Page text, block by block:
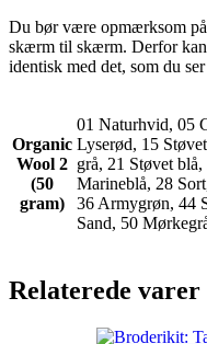
Du bør være opmærksom
skærm til skærm. Derfor kan
identisk med det, som du
Organic
Wool 2
(50
gram)
01 Naturhvid, 05
Lyserød, 15
grå, 21 Støvet
Marineblå, 28
36 Armygrøn, 44
Sand, 50
Relaterede varer